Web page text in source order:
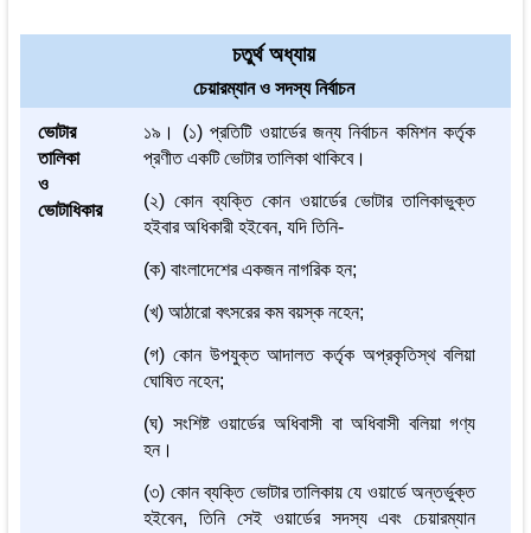
চতুর্থ অধ্যায়
চেয়ারম্যান ও সদস্য নির্বাচন
ভোটার
তালিকা
ও
ভোটাধিকার
১৯। (১) প্রতিটি ওয়ার্ডের জন্য নির্বাচন কমিশন কর্তৃক
প্রণীত একটি ভোটার তালিকা থাকিবে।
(২) কোন ব্যক্তি কোন ওয়ার্ডের ভোটার তালিকাভুক্ত
হইবার অধিকারী হইবেন, যদি তিনি-
(ক) বাংলাদেশের একজন নাগরিক হন;
(খ) আঠারো বৎসরের কম বয়স্ক নহেন;
(গ) কোন উপযুক্ত আদালত কর্তৃক অপ্রকৃতিস্থ বলিয়া
ঘোষিত নহেন;
(ঘ) সংশিষ্ট ওয়ার্ডের অধিবাসী বা অধিবাসী বলিয়া গণ্য
হন।
(৩) কোন ব্যক্তি ভোটার তালিকায় যে ওয়ার্ডে অন্তর্ভুক্ত
হইবেন, তিনি সেই ওয়ার্ডের সদস্য এবং চেয়ারম্যান